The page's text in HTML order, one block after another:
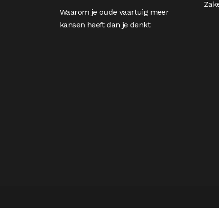
Waarom je oude vaartuig meer
kansen heeft dan je denkt